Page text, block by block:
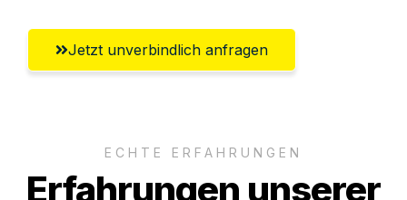
Jetzt unverbindlich anfragen
ECHTE ERFAHRUNGEN
Erfahrungen unserer